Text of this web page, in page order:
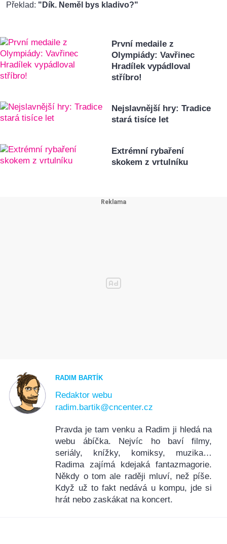
Překlad: "Dík. Neměl bys kladivo?"
První medaile z
Olympiády: Vavřinec
Hradílek vypádloval
stříbro!
Nejslavnější hry: Tradice
stará tisíce let
Extrémní rybaření
skokem z vrtulníku
RADIM BARTÍK
Redaktor webu
radim.bartik@cncenter.cz
Pravda je tam venku a Radim ji hledá na
webu ábíčka. Nejvíc ho baví filmy,
seriály, knížky, komiksy, muzika…
Radima zajímá kdejaká fantazmagorie.
Někdy o tom ale raději mluví, než píše.
Když už to fakt nedává u kompu, jde si
hrát nebo zaskákat na koncert.